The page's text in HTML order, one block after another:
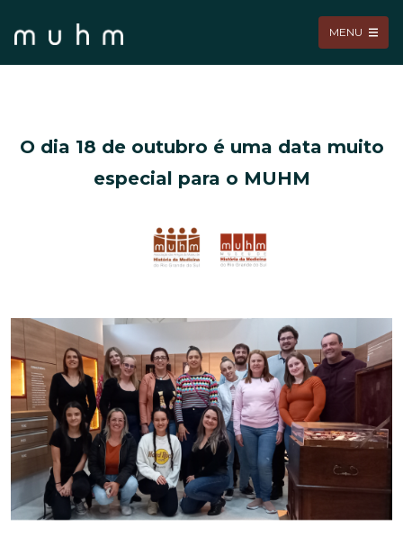
MENU
O dia 18 de outubro é uma data muito
especial para o MUHM